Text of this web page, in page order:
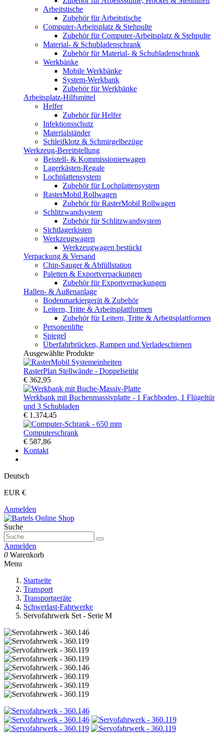
Arbeitstische
Zubehör für Arbeitstische
Computer-Arbeitsplatz & Stehpulte
Zubehör für Computer-Arbeitsplatz & Stehpulte
Material- & Schubladenschrank
Zubehör für Material- & Schubladenschrank
Werkbänke
Mobile Werkbänke
System-Werkbank
Zubehör für Werkbänke
Arbeitsplatz-Hilfsmittel
Helfer
Zubehör für Helfer
Infektionsschutz
Materialständer
Schleifklotz & Schmirgelbezüge
Werkzeug-Bereitstellung
Beistell- & Kommissionierwagen
Lagerkästen-Regale
Lochplattensystem
Zubehör für Lochplattensystem
RasterMobil Rollwagen
Zubehör für RasterMobil Rollwagen
Schlitzwandsystem
Zubehör für Schlitzwandsystem
Sichtlagerkisten
Werkzeugwagen
Werkzeugwagen bestückt
Verpackung & Versand
Chip-Sauger & Abfüllstation
Paletten & Exportverpackungen
Zubehör für Exportverpackungen
Hallen- & Außenanlage
Bodenmarkiergerät & Zubehör
Leitern, Tritte & Arbeitsplattformen
Zubehör für Leitern, Tritte & Arbeitsplattformen
Personenlifte
Spiegel
Überfahrbrücken, Rampen und Verladeschienen
Ausgewählte Produkte
RasterPlan Stellwände - Doppelseitig
€ 362,95
Werkbank mit Buchenmassivplatte - 1 Fachboden, 1 Flügeltür
und 3 Schubladen
€ 1.374,45
Computerschrank
€ 587,86
Kontakt
Deutsch
EUR €
Anmelden
Suche
Anmelden
0 Warenkorb
Menu
Startseite
Transport
Transportgeräte
Schwerlast-Fahrwerke
Servofahrwerk Set - Serie M